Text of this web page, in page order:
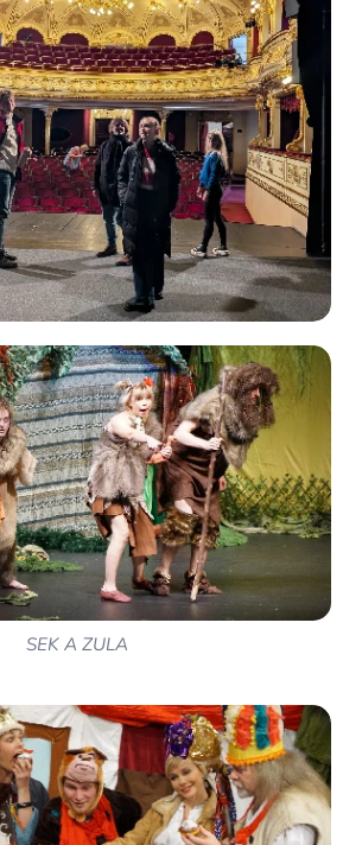
SEK A ZULA